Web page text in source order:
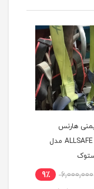
هارنس
فول‌بادی ALLSAFE مدل
6,000,000 9٪